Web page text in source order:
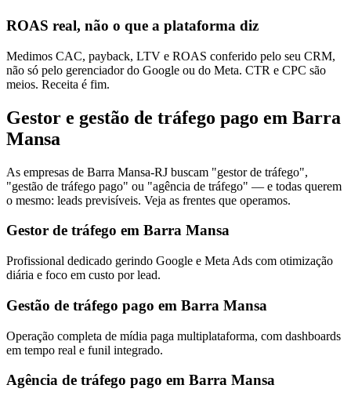
ROAS real, não o que a plataforma diz
Medimos CAC, payback, LTV e ROAS conferido pelo seu CRM,
não só pelo gerenciador do Google ou do Meta. CTR e CPC são
meios. Receita é fim.
Gestor e gestão de tráfego pago em Barra
Mansa
As empresas de Barra Mansa-RJ buscam "gestor de tráfego",
"gestão de tráfego pago" ou "agência de tráfego" — e todas querem
o mesmo: leads previsíveis. Veja as frentes que operamos.
Gestor de tráfego em Barra Mansa
Profissional dedicado gerindo Google e Meta Ads com otimização
diária e foco em custo por lead.
Gestão de tráfego pago em Barra Mansa
Operação completa de mídia paga multiplataforma, com dashboards
em tempo real e funil integrado.
Agência de tráfego pago em Barra Mansa